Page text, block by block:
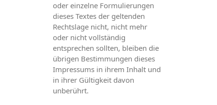
oder einzelne Formulierungen
dieses Textes der geltenden
Rechtslage nicht, nicht mehr
oder nicht vollständig
entsprechen sollten, bleiben die
übrigen Bestimmungen dieses
Impressums in ihrem Inhalt und
in ihrer Gültigkeit davon
unberührt.